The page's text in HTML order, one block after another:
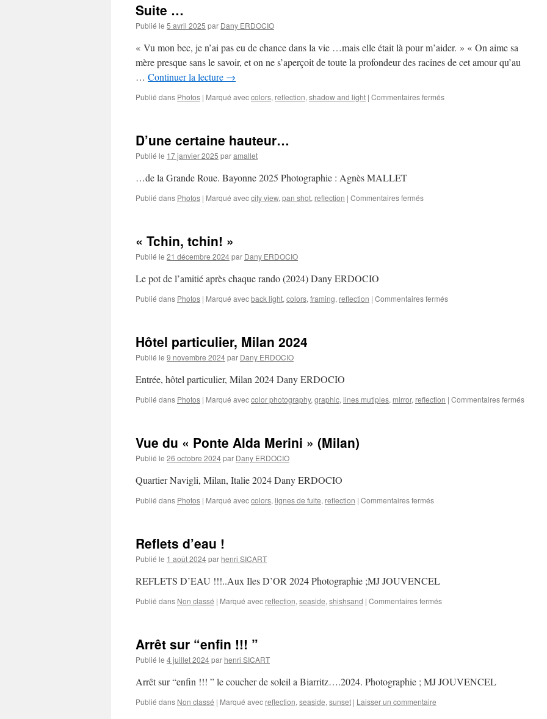
Suite …
Publié le 5 avril 2025 par Dany ERDOCIO
« Vu mon bec, je n’ai pas eu de chance dans la vie …mais elle était là pour m’aider. » « On aime sa
mère presque sans le savoir, et on ne s’aperçoit de toute la profondeur des racines de cet amour qu’au
… Continuer la lecture →
Publié dans Photos | Marqué aveccolors, reflection, shadow and light | Commentaires ferméssur
D’une certaine hauteur…
Publié le 17 janvier 2025 paramallet
…de la Grande Roue. Bayonne 2025 Photographie : Agnès MALLET
Publié dans Photos | Marqué aveccity view, pan shot, reflection | Commentaires ferméssur
« Tchin, tchin! »
Publié le 21 décembre 2024par Dany ERDOCIO
Le pot de l’amitié après chaque rando (2024) Dany ERDOCIO
Publié dans Photos | Marqué avecback light, colors, framing, reflection | Commentaires ferméssur
Hôtel particulier, Milan 2024
Publié le 9 novembre 2024par Dany ERDOCIO
Entrée, hôtel particulier, Milan 2024 Dany ERDOCIO
Publié dans Photos | Marqué aveccolor photography, graphic, lines mutiples, mirror, reflection | Commentaires ferméssur
Vue du « Ponte Alda Merini » (Milan)
Publié le 26 octobre 2024par Dany ERDOCIO
Quartier Navigli, Milan, Italie 2024 Dany ERDOCIO
Publié dans Photos | Marqué aveccolors, lignes de fuite, reflection | Commentaires ferméssur
Reflets d’eau !
Publié le 1 août 2024par henri SICART
REFLETS D’EAU !!!..Aux Iles D’OR 2024 Photographie ;MJ JOUVENCEL
Publié dans Non classé | Marqué avec reflection, seaside, shishsand | Commentaires ferméssur
Arrêt sur “enfin !!! ”
Publié le 4 juillet 2024par henri SICART
Arrêt sur “enfin !!! ” le coucher de soleil a Biarritz….2024. Photographie ; MJ JOUVENCEL
Publié dans Non classé | Marqué avec reflection, seaside, sunset | Laisser un commentaire